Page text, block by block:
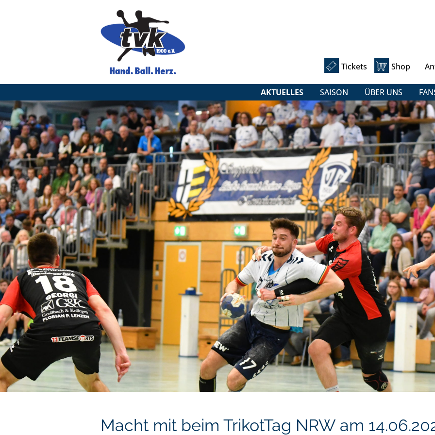
Shop
Tickets
AKTUELLES SAISON ÜBER UNS
Macht mit beim TrikotTag NRW am